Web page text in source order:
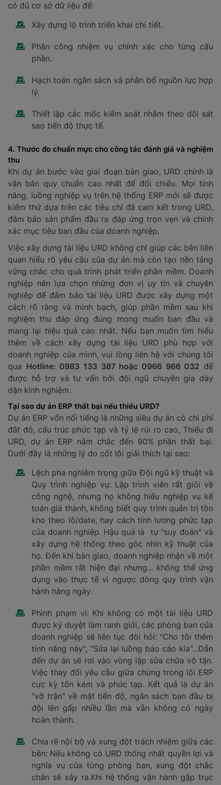
có đủ cơ sở dữ liệu để:
Xây dựng lộ trình triển khai chi tiết.
Phân công nhiệm vụ chính xác cho từng cấu
phần.
Hạch toán ngân sách và phân bổ nguồn lực hợp
lý.
Thiết lập các mốc kiểm soát nhằm theo dõi sát
sao tiến độ thực tế.
4. Thước đo chuẩn mực cho công tác đánh giá và nghiệm
thu
Khi dự án bước vào giai đoạn bàn giao, URD chính là
văn bản quy chuẩn cao nhất để đối chiếu. Mọi tính
năng, luồng nghiệp vụ trên hệ thống ERP mới sẽ được
kiểm thử dựa trên các tiêu chí đã cam kết trong URD,
đảm bảo sản phẩm đầu ra đáp ứng trọn vẹn và chính
xác mục tiêu ban đầu của doanh nghiệp.
Việc xây dựng tài liệu URD không chỉ giúp các bên liên
quan hiểu rõ yêu cầu của dự án mà còn tạo nền tảng
vững chắc cho quá trình phát triển phần mềm. Doanh
nghiệp nên lựa chọn những đơn vị uy tín và chuyên
nghiệp để đảm bảo tài liệu URD được xây dựng một
cách rõ ràng và minh bạch, giúp phần mềm sau khi
nghiệm thu đáp ứng đúng mong muốn ban đầu và
mang lại hiệu quả cao nhất. Nếu bạn muốn tìm hiểu
thêm về cách xây dựng tài liệu URD phù hợp với
doanh nghiệp của mình, vui lòng liên hệ với chúng tôi
qua Hotline: 0983 133 387 hoặc 0966 966 032 để
được hỗ trợ và tư vấn bởi đội ngũ chuyên gia dày
dặn kinh nghiệm.
Tại sao dự án ERP thất bại nếu thiếu URD?
Dự án ERP vốn nổi tiếng là những siêu dự án có chi phí
đắt đỏ, cấu trúc phức tạp và tỷ lệ rủi ro cao, Thiếu đi
URD, dự án ERP nắm chắc đến 90% phần thất bại.
Dưới đây là những lý do cốt lõi giải thích tại sao:
Lệch pha nghiêm trọng giữa Đội ngũ kỹ thuật và
Quy trình nghiệp vụ: Lập trình viên rất giỏi về
công nghệ, nhưng họ không hiểu nghiệp vụ kế
toán giá thành, không biết quy trình quản trị tồn
kho theo lô/date, hay cách tính lương phức tạp
của doanh nghiệp. Hậu quả là tự "suy đoán" và
xây dựng hệ thống theo góc nhìn kỹ thuật của
họ. Đến khi bàn giao, doanh nghiệp nhận về một
phần mềm rất hiện đại nhưng... không thể ứng
dụng vào thực tế vì ngược dòng quy trình vận
hành hằng ngày.
Phình phạm vi: Khi không có một tài liệu URD
được ký duyệt làm ranh giới, các phòng ban của
doanh nghiệp sẽ liên tục đòi hỏi: "Cho tôi thêm
tính năng này", "Sửa lại luồng báo cáo kia"...Dẫn
đến dự án sẽ rơi vào vòng lặp sửa chữa vô tận.
Việc thay đổi yêu cầu giữa chừng trong lõi ERP
cực kỳ tốn kém và phức tạp. Kết quả là dự án
"vỡ trận" về mặt tiến độ, ngân sách ban đầu bị
đội lên gấp nhiều lần mà vẫn không có ngày
hoàn thành.
Chia rẽ nội bộ và xung đột trách nhiệm giữa các
bên: Nếu không có URD thống nhất quyền lợi và
nghĩa vụ của từng phòng ban, xung đột chắc
chắn sẽ xảy ra.Khi hệ thống vận hành gặp trục